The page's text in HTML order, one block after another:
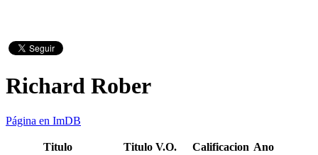
Richard Rober
Página en ImDB
Titulo Titulo V.O. Calificacion Ano